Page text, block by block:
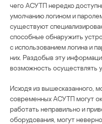
чего АСУТП нередко
умолчанию логином и
существуют
способные обнаружить
с использованием логина и
них. Раздобыв эту
возможность осуществлять
Исходя из вышесказанного,
современных АСУТП могут
работать неправильно и
оборудования, могут